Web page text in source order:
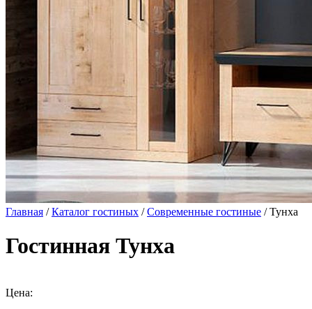
Главная /Каталог гостиных /Современные гостиные / Тунха
Гостинная Тунха
Цена: